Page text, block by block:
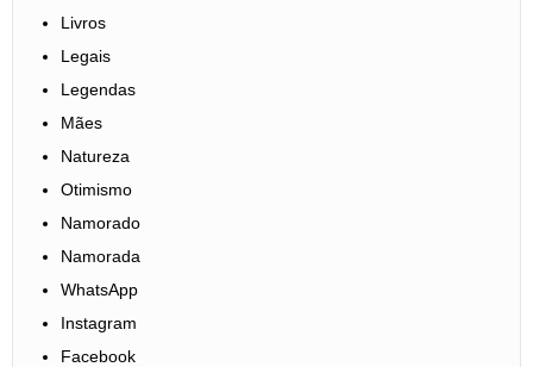
Livros
Legais
Legendas
Mães
Natureza
Otimismo
Namorado
Namorada
WhatsApp
Instagram
Facebook